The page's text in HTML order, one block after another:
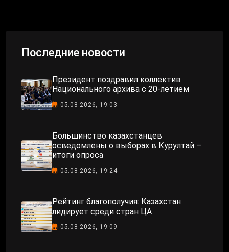
Последние новости
Президент поздравил коллектив
Национального архива с 20-летием
05.08.2026, 19:03
Большинство казахстанцев
осведомлены о выборах в Курултай –
итоги опроса
05.08.2026, 19:24
Рейтинг благополучия: Казахстан
лидирует среди стран ЦА
05.08.2026, 19:09